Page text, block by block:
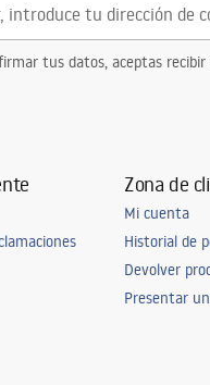
tus datos, aceptas
Zona de
Mi cuenta
Historial de
Devolver
Presentar